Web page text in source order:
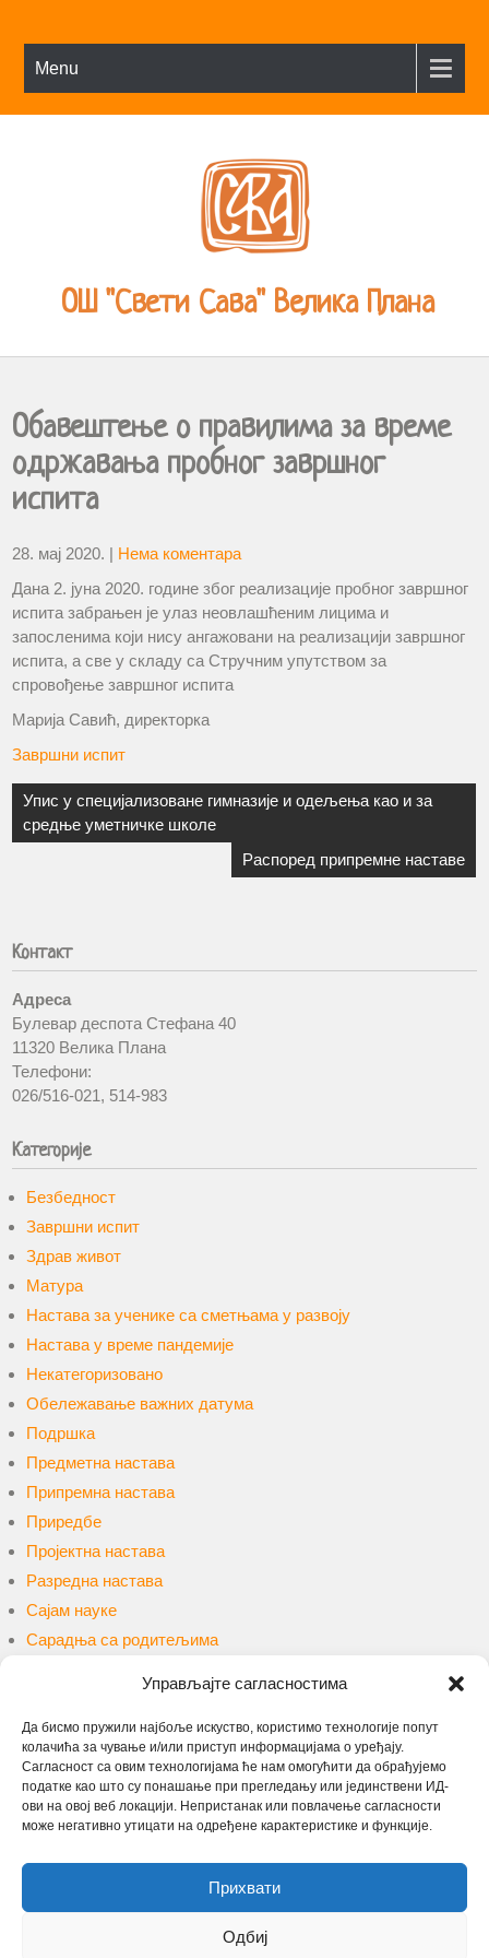
Управљајте сагласностима
Да бисмо пружили најбоље искуство, користимо технологије попут
колачића за чување и/или приступ информацијама о уређају.
Сагласност са овим технологијама ће нам омогућити да обрађујемо
податке као што су понашање при прегледању или јединствени ИД-
ови на овој веб локацији. Непристанак или повлачење сагласности
може негативно утицати на одређене карактеристике и функције.
Прихвати
Одбиј
Menu
ОШ "Свети Сава" Велика Плана
Обавештење о правилима за време
одржавања пробног завршног
испита
28. мај 2020. | Нема коментара
Дана 2. јуна 2020. године због реализације пробног завршног
испита забрањен је улаз неовлашћеним лицима и
запосленима који нису ангажовани на реализацији завршног
испита, а све у складу са Стручним упутством за
спровођење завршног испита
Марија Савић, директорка
Завршни испит
Упис у специјализоване гимназије и одељења као и за
средње уметничке школе
Распоред припремне наставе
Контакт
Адреса
Булевар деспота Стефана 40
11320 Велика Плана
Телефони:
026/516-021, 514-983
Категорије
Безбедност
Завршни испит
Здрав живот
Матура
Настава за ученике са сметњама у развоју
Настава у време пандемије
Некатегоризовано
Обележавање важних датума
Подршка
Предметна настава
Припремна настава
Приредбе
Пројектна настава
Разредна настава
Сајам науке
Сарадња са родитељима
Такмичења и конкурси
Уџбеници и наставна средства
Упис
Учење на даљину